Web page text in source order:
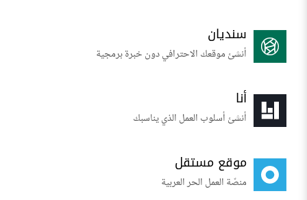
سنديان
أنشئ موقعك الاحترافي دون خبرة برمجية
أنا
أنشئ أسلوب العمل الذي يناسبك
موقع مستقل
منصّة العمل الحر العربية